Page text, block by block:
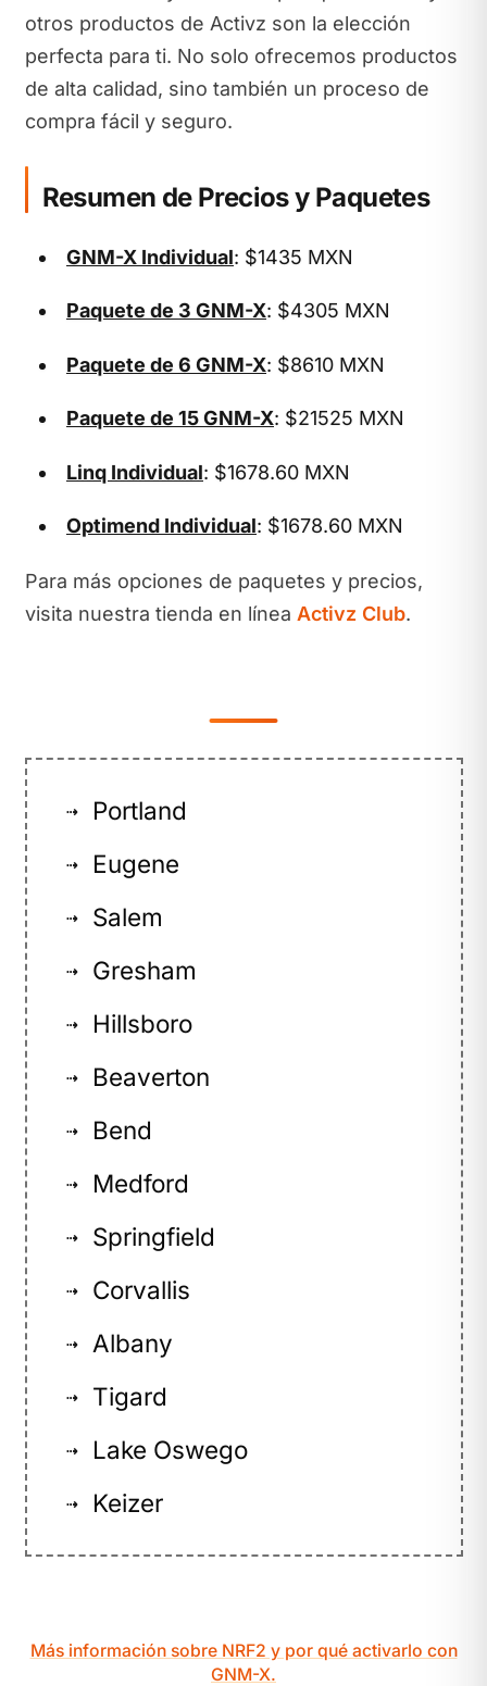
otros productos de Activz son la elección
perfecta para ti. No solo ofrecemos productos
de alta calidad, sino también un proceso de
compra fácil y seguro.
Resumen de Precios y Paquetes
GNM-X Individual: $1435 MXN
Paquete de 3 GNM-X: $4305 MXN
Paquete de 6 GNM-X: $8610 MXN
Paquete de 15 GNM-X: $21525 MXN
Linq Individual: $1678.60 MXN
Optimend Individual: $1678.60 MXN
Para más opciones de paquetes y precios,
visita nuestra tienda en línea Activz Club.
⇢ Portland
⇢ Eugene
⇢ Salem
⇢ Gresham
⇢ Hillsboro
⇢ Beaverton
⇢ Bend
⇢ Medford
⇢ Springfield
⇢ Corvallis
⇢ Albany
⇢ Tigard
⇢ Lake Oswego
⇢ Keizer
Más información sobre NRF2 y por qué activarlo con
GNM-X.